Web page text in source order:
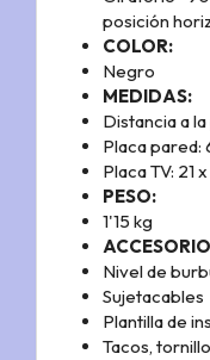
posición
COLOR:
Negro
MEDIDAS:
Distancia a
Placa pared:
Placa TV: 21
PESO:
1'15 kg
Nivel de
Sujetacables
Plantilla de
Tacos,